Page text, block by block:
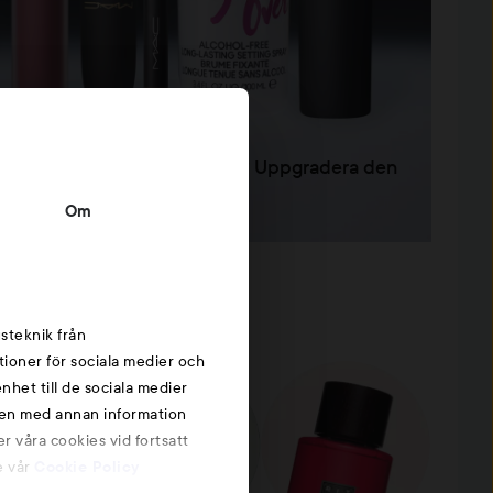
Om
från
för sociala medier och
till de sociala medier
med annan information
våra cookies vid fortsatt
vår
beautyrutinen en refresh? Uppgradera den